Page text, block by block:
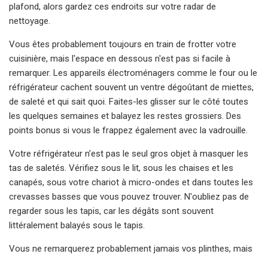
plafond, alors gardez ces endroits sur votre radar de
nettoyage.
Vous êtes probablement toujours en train de frotter votre
cuisinière, mais l'espace en dessous n'est pas si facile à
remarquer. Les appareils électroménagers comme le four ou le
réfrigérateur cachent souvent un ventre dégoûtant de miettes,
de saleté et qui sait quoi. Faites-les glisser sur le côté toutes
les quelques semaines et balayez les restes grossiers. Des
points bonus si vous le frappez également avec la vadrouille.
Votre réfrigérateur n’est pas le seul gros objet à masquer les
tas de saletés. Vérifiez sous le lit, sous les chaises et les
canapés, sous votre chariot à micro-ondes et dans toutes les
crevasses basses que vous pouvez trouver. N'oubliez pas de
regarder sous les tapis, car les dégâts sont souvent
littéralement balayés sous le tapis.
Vous ne remarquerez probablement jamais vos plinthes, mais